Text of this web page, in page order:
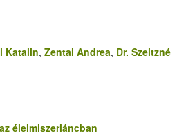
Katalin, Zentai Andrea, Dr. Szeitzné
élelmiszerláncban